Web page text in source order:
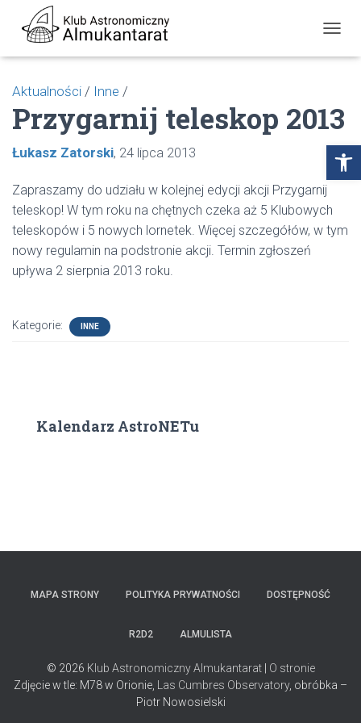
Open toolbar
R
Ą
C
N
G
A
Aktualności / Inne /
Przygarnij teleskop 2013
Łukasz Zatorski 24 lipca 2013
Zapraszamy do udziału w kolejnej edycji akcji Przygarnij
teleskop! W tym roku na chętnych czeka aż 5 Klubowych
teleskopów i 5 nowych lornetek. Więcej szczegółów, w tym
nowy regulamin na podstronie akcji. Termin zgłoszeń
upływa 2 sierpnia 2013 roku.
Kategorie: INNE
Kalendarz AstroNETu
MAPA STRONY POLITYKA PRYWATNOŚCI DOSTĘPNOŚĆ
R2D2 ALMULISTA
© 2026 Klub Astronomiczny Almukantarat| O stronie
Zdjęcie w tle: M78 w Orionie,
Las Cumbres Observatory, obróbka –
Piotr Nowosielski